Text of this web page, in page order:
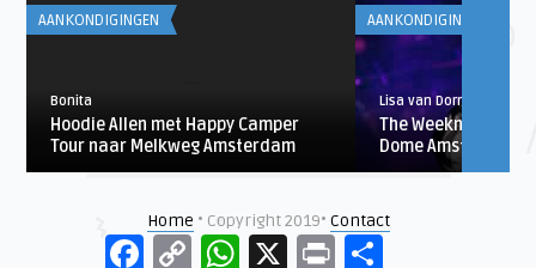
AANKONDIGINGEN
Bonita
Hoodie Allen met Happy Camper
Tour naar Melkweg Amsterdam
AANKONDIGINGEN
Lisa van Dorrestein
The Weeknd in
Dome Amsterdam
Home • Copyright 2019• Contact
FacebookCopy
Link
WhatsApp Print